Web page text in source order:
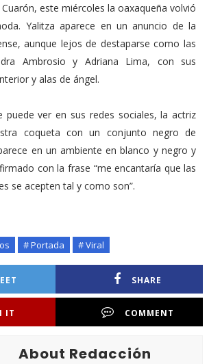
Cuarón, este miércoles la oaxaqueña volvió
Yalitza aparece en un anuncio de la
aunque lejos de destaparse como las
Ambrosio y Adriana Lima, con sus
y alas de ángel.
puede ver en sus redes sociales, la actriz
coqueta con un conjunto negro de
en un ambiente en blanco y negro y
con la frase “me encantaría que las
se acepten tal y como son”.
# Portada # Viral
SHARE
IT COMMENT
About Redacción